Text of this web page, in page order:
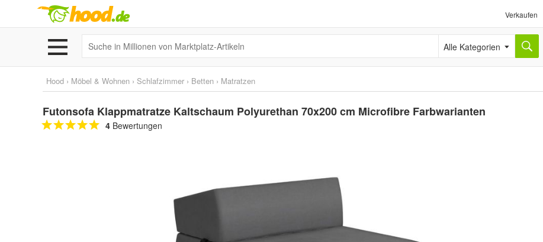
Verkaufen
Alle Kategorien
Hood › Möbel & Wohnen › Schlafzimmer › Betten › Matratzen
Futonsofa Klappmatratze Kaltschaum Polyurethan 70x200 cm Microfibre Farbwarianten
4 Bewertungen